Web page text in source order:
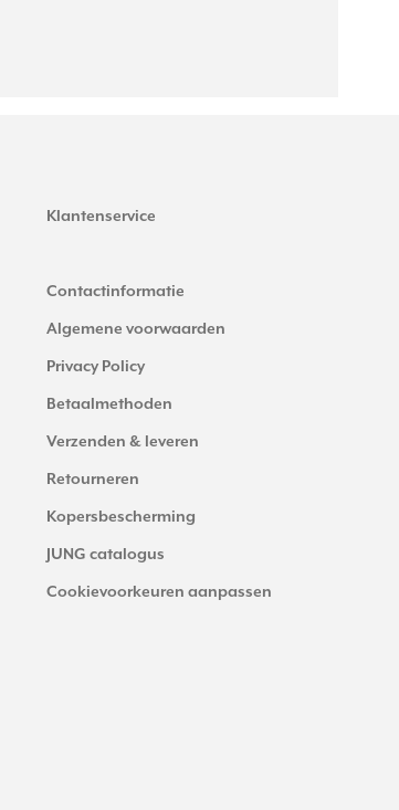
Klantenservice
Contactinformatie
Algemene voorwaarden
Privacy Policy
Betaalmethoden
Verzenden & leveren
Retourneren
Kopersbescherming
JUNG catalogus
Cookievoorkeuren aanpassen